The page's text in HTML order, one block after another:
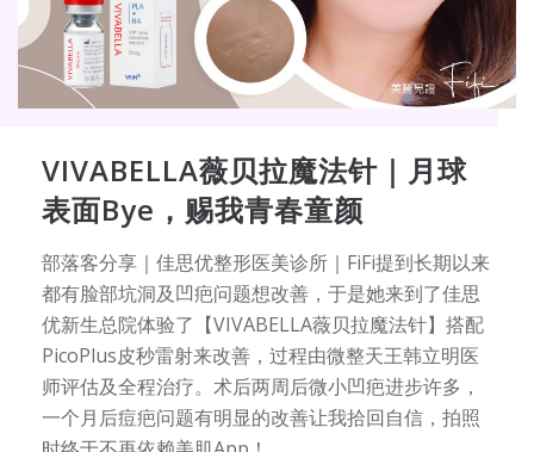
VIVABELLA薇贝拉魔法针｜月球
表面Bye，赐我青春童颜
部落客分享｜佳思优整形医美诊所｜FiFi提到长期以来
都有脸部坑洞及凹疤问题想改善，于是她来到了佳思
优新生总院体验了【VIVABELLA薇贝拉魔法针】搭配
PicoPlus皮秒雷射来改善，过程由微整天王韩立明医
师评估及全程治疗。术后两周后微小凹疤进步许多，
一个月后痘疤问题有明显的改善让我拾回自信，拍照